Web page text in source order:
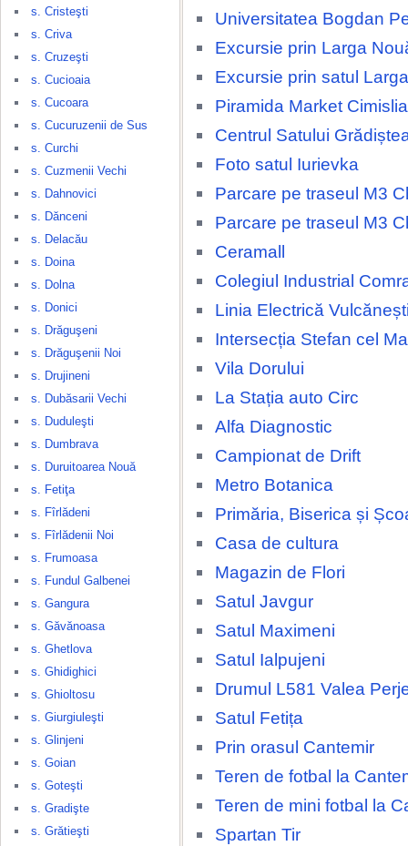
s. Cristeşti
s. Criva
s. Cruzeşti
s. Cucioaia
s. Cucoara
s. Cucuruzenii de Sus
s. Curchi
s. Cuzmenii Vechi
s. Dahnovici
s. Dănceni
s. Delacău
s. Doina
s. Dolna
s. Donici
s. Drăguşeni
s. Drăguşenii Noi
s. Drujineni
s. Dubăsarii Vechi
s. Duduleşti
s. Dumbrava
s. Duruitoarea Nouă
s. Fetiţa
s. Fîrlădeni
s. Fîrlădenii Noi
s. Frumoasa
s. Fundul Galbenei
s. Gangura
s. Găvănoasa
s. Ghetlova
s. Ghidighici
s. Ghioltosu
s. Giurgiuleşti
s. Glinjeni
s. Goian
s. Goteşti
s. Gradişte
s. Grătieşti
Universitatea Bogdan
Excursie prin Larga
Excursie prin satul
Piramida Market Cimislia
Centrul Satului
Foto satul Iurievka
Parcare pe traseul M3
Parcare pe traseul M3
Ceramall
Colegiul Industrial
Linia Electrică
Intersecția Stefan cel
Vila Dorului
La Stația auto Circ
Alfa Diagnostic
Campionat de Drift
Metro Botanica
Primăria, Biserica și
Casa de cultura
Magazin de Flori
Satul Javgur
Satul Maximeni
Satul Ialpujeni
Drumul L581 Valea
Satul Fetița
Prin orasul Cantemir
Teren de fotbal la
Teren de mini fotbal la
Spartan Tir